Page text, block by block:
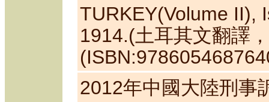
TURKEY(Volume II),
1914.(土耳其文翻譯
(ISBN:
2012年中國大陸刑事